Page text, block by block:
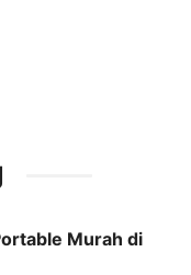
Murah di